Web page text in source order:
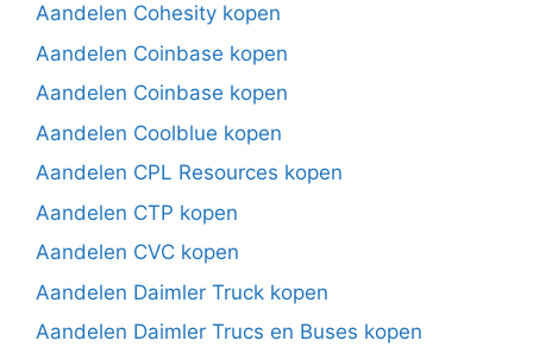
Aandelen Cohesity kopen
Aandelen Coinbase kopen
Aandelen Coinbase kopen
Aandelen Coolblue kopen
Aandelen CPL Resources kopen
Aandelen CTP kopen
Aandelen CVC kopen
Aandelen Daimler Truck kopen
Aandelen Daimler Trucs en Buses kopen